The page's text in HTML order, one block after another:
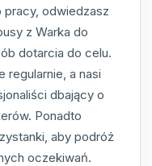
pracy, odwiedzasz
z Warka do
dotarcia do celu.
regularnie, a nasi
dbający o
Ponadto
aby podróż
oczekiwań.